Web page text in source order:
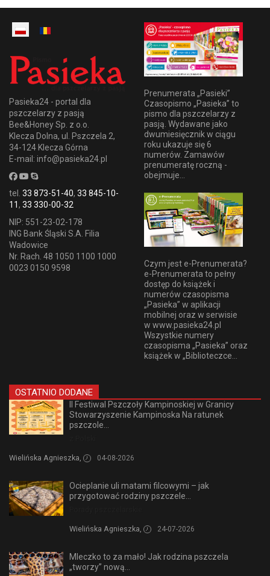
Pasieka24 - portal dla
pszczelarzy z pasją
Bee&Honey Sp. z o.o.
Klecza Dolna, ul. Pszczela 2,
34-124 Klecza Górna
E-mail: info@pasieka24.pl
tel. 33 873-51-40, 33 845-10-
11, 33 330-00-32
NIP: 551-23-02-178
ING Bank Śląski S.A. Filia
Wadowice
Nr. Rach. 48 1050 1100 1000
0023 0150 9598
Prenumerata „Pasieki”
Czasopismo „Pasieka” to
pismo dla pszczelarzy z
pasją. Wydawane jako
dwumiesięcznik w ciągu
roku ukazuje się 6
numerów. Zamawów
prenumeratę roczną -
obejmuje...
Czym jest e-Prenumerata?
e-Prenumerata to pełny
dostęp do książek i
numerów czasopisma
„Pasieka” w aplikacji
mobilnej oraz w serwisie
w www.pasieka24.pl
Wszystkie numery
czasopisma „Pasieka” oraz
książek w „Biblioteczce...
OSTATNIO DODANE
II Festiwal Pszczoły Kampinoskiej w Granicy
Stowarzyszenie Kampinoska Na ratunek
pszczole...
Wielińska Agnieszka, 04-08-2026
Ocieplanie uli matami filcowymi – jak
przygotować rodziny pszczele...
Wielińska Agnieszka, 24-07-2026
Mleczko to za mało! Jak rodzina pszczela
„tworzy” nową...